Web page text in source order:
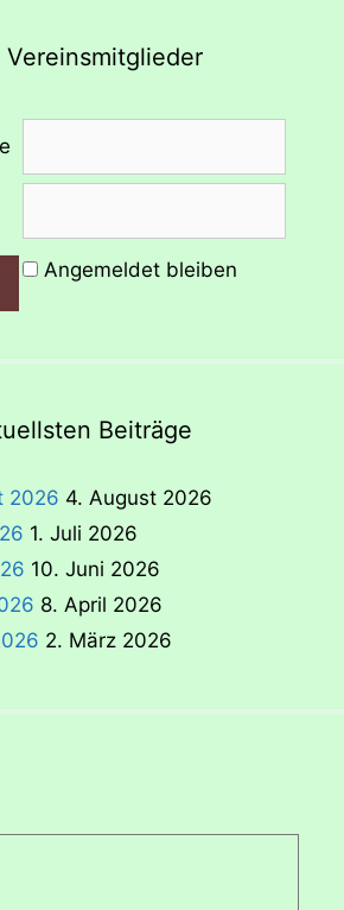
Angemeldet bleiben
Beiträge
2026 4. August 2026
1. Juli 2026
10. Juni 2026
8. April 2026
2. März 2026